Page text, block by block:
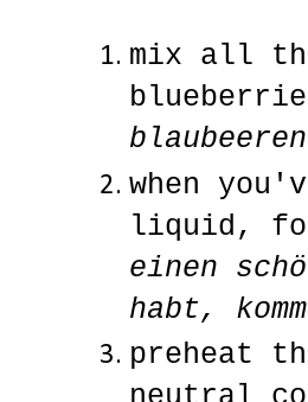
mix all
blaubeeren
when
liquid,
einen
habt,
preheat